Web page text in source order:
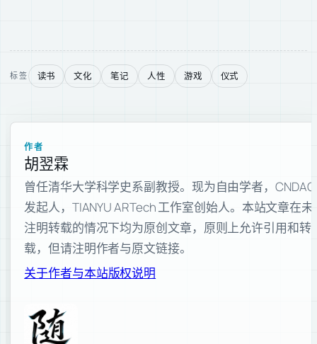
标签 读书 文化 笔记 人性 游戏 仪式
作者
胡翌霖
曾任清华大学科学史系副教授。现为自由学者，CNDAO
发起人，TIANYU ARTech 工作室创始人。本站文章在未
注明转载的情况下均为原创文章，原则上允许引用和转
载，但请注明作者与原文链接。
关于作者与本站版权说明